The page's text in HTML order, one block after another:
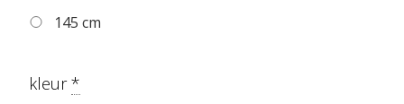
145 cm
kleur*